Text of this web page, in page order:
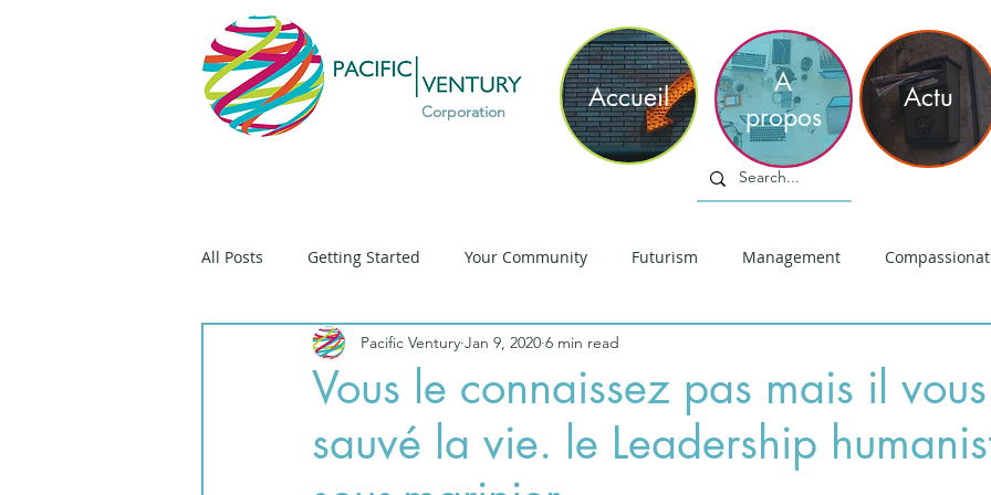
Corporation
m
Accueil
A
propos
Actu
All Posts Getting Started Your Community Futurism Management
Prospective Diversité Innovation
Ethics Social Thinking COVID19 Leadership Empathique
Vous le connaissez pas mais il
sauvé la vie. le Leadership
Pacific Ventury Jan 9, 2020 6 min read